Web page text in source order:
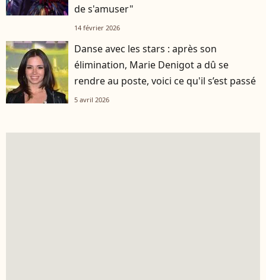
de s'amuser"
14 février 2026
Danse avec les stars : après son
élimination, Marie Denigot a dû se
rendre au poste, voici ce qu'il s’est passé
5 avril 2026